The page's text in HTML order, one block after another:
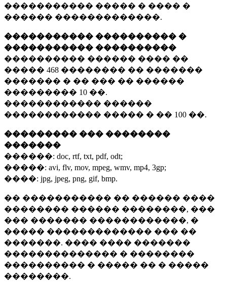
����������� ����� � ���� �
������ �������������.
����������� ���������� �
����������� ����������
���������� ������ ���� ��
����� 468 �������� �� �������
������� � �� ��� �� ������
��������� 10 ��.
������������ ������
������������ ����� � �� 100 ��.
��������� ��� ��������
�������
������: doc, rtf, txt, pdf, odt;
�����: avi, flv, mov, mpeg, wmv, mp4, 3gp;
����: jpg, jpeg, png, gif, bmp.
�� ����������� �� ������ ����
�������� ������ ��������, ���
��� ������� ������������, �
����� ������������� ��� ��
�������. ���� ���� �������
�������������� � ��������
���������� � ����� �� � �����
��������.